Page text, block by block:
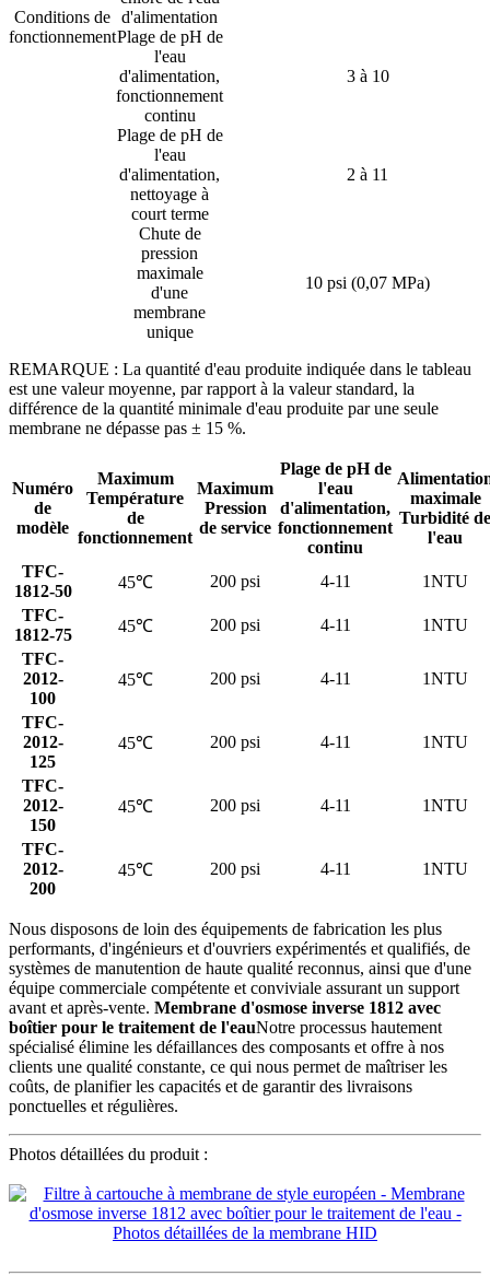
Conditions de
fonctionnement
d'alimentation
Plage de pH de
l'eau
d'alimentation,
fonctionnement
continu
3 à 10
Plage de pH de
l'eau
d'alimentation,
nettoyage à
court terme
2 à 11
Chute de
pression
maximale
d'une
membrane
unique
10 psi (0,07 MPa)
REMARQUE : La quantité d'eau produite indiquée dans le tableau
est une valeur moyenne, par rapport à la valeur standard, la
différence de la quantité minimale d'eau produite par une seule
membrane ne dépasse pas ± 15 %.
Numéro
de
modèle
Maximum
Température
de
fonctionnement
Maximum
Pression
de service
Plage de pH de
l'eau
d'alimentation,
fonctionnement
continu
maximale
Turbidité de
l'eau
TFC-
1812-50
45℃ 200 psi 4-11
1NTU
TFC-
1812-75
45℃ 200 psi 4-11
1NTU
TFC-
2012-
100
45℃ 200 psi 4-11 1NTU
TFC-
2012-
125
45℃ 200 psi 4-11 1NTU
TFC-
2012-
150
45℃ 200 psi 4-11 1NTU
TFC-
2012-
200
45℃ 200 psi 4-11 1NTU
Nous disposons de loin des équipements de fabrication les plus
performants, d'ingénieurs et d'ouvriers expérimentés et qualifiés, de
systèmes de manutention de haute qualité reconnus, ainsi que d'une
équipe commerciale compétente et conviviale assurant un support
avant et après-vente. Membrane d'osmose inverse 1812 avec
boîtier pour le traitement de l'eauNotre processus hautement
spécialisé élimine les défaillances des composants et offre à nos
clients une qualité constante, ce qui nous permet de maîtriser les
coûts, de planifier les capacités et de garantir des livraisons
ponctuelles et régulières.
Photos détaillées du produit :